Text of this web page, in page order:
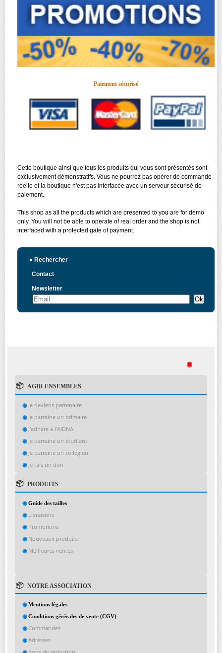
Paiement sécurisé
Cette boutique ainsi que tous les produits qui vous sont présentés sont
exclusivement démonstratifs. Vous ne pourrez pas opérer de commande
réelle et la boutique n'est pas interfacée avec un serveur sécurisé de
paiement.
This shop as all the products which are presented to you are for demo
only. You will not be able to operate of real order and the shop is not
interfaced with a protected gate of payment.
● Rechercher
Contact
Newsletter
◉
AGIR ENSEMBLES
Je deviens partenaire
Je parraine un primaire
J'adhère à l'AIDNA
Je parraine un étudiant
Je parraine un collégien
Je fais un don
PRODUITS
Guide des tailles
Livraisons
Promotions
Nouveaux produits
Meilleures ventes
NOTRE ASSOCIATION
Mentions légales
Conditions gérérales de vente (CGV)
Commandes
Adresses